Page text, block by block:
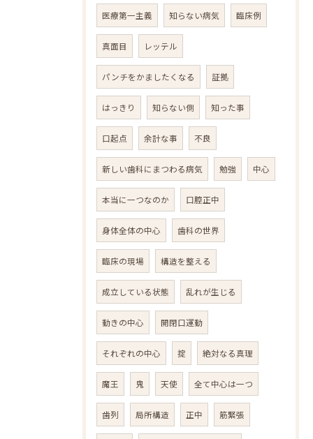
医療第一主義 知らない病気 臨床例
真面目 レッテル
パンチをかましたくなる 証拠
はっきり 知らない側 知った事
口起点 余計な事 不良
新しい歯科にまつわる病気 勉強 中心
本当に一つなのか 口腔正中
身体全体の中心 歯科の世界
臨床の現場 構造を整える
成立している状態 乱れが生じる
動きの中心 開閉口運動
それぞれの中心 掟 絶対なる真理
魔王 鬼 天使 全て中心は一つ
歯列 局所構造 正中 筋緊張